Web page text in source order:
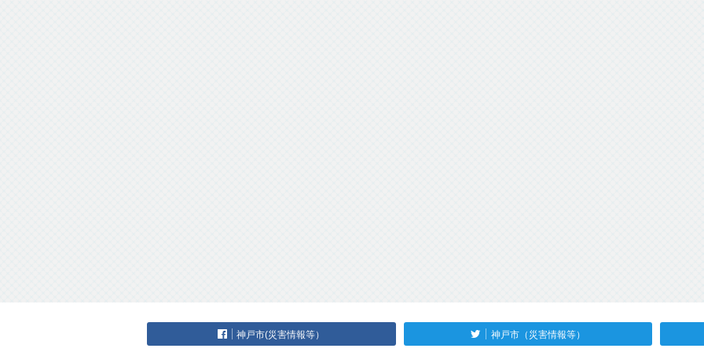
神戸市(災害情報等） 神戸市（災害情報等）